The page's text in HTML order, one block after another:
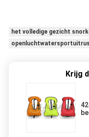
het volledige gezicht
Krijg